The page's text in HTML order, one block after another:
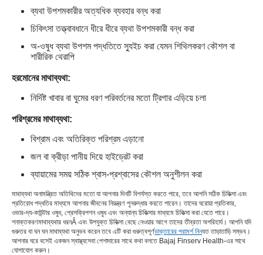
ব্যথা উপশমকারীর অত্যধিক ব্যবহার বন্ধ করা
চিকিৎসা তত্ত্বাবধানে ধীরে ধীরে ব্যথা উপশমকারী বন্ধ করা
অ-ওষুধ ব্যথা উপশম পদ্ধতিতে স্যুইচ করা যেমন শিথিলকরণ কৌশল বা
শারীরিক থেরাপি
হরমোনের মাথাব্যথা:
নির্দিষ্ট খাবার বা ঘুমের ধরণ পরিবর্তনের মতো ট্রিগার এড়িয়ে চলা
পরিশ্রমের মাথাব্যথা:
বিশ্রাম এবং অতিরিক্ত পরিশ্রম এড়ানো
জল বা ক্রীড়া পানীয় দিয়ে হাইড্রেট করা
ব্যায়ামের সময় সঠিক শ্বাস-প্রশ্বাসের কৌশল অনুশীলন করা
মাথাব্যথা অনামন্ত্রিত অতিথিদের মতো যা আপনার দিনটি বিপর্যস্ত করতে পারে, তবে আপনি সঠিক চিকিত্সা এবং
প্রতিরোধ পদ্ধতির মাধ্যমে আপনার জীবনের নিয়ন্ত্রণ পুনরুদ্ধার করতে পারেন। তাদের ঘরোয়া প্রতিকার,
ওভার-দ্য-কাউন্টার ওষুধ, প্রেসক্রিপশন ওষুধ এবং অন্যান্য চিকিত্সার মাধ্যমে চিকিত্সা করা যেতে পারে।
শনাক্তকরণমাথাব্যথার ধরনÂ এবং উপযুক্ত চিকিত্সা বেছে নেওয়ার আগে তাদের তীব্রতা অপরিহার্য। আপনি যদি
গুরুতর বা ঘন ঘন মাথাব্যথা অনুভব করেন তবে এটি করা গুরুত্বপূর্ণডাক্তারের পরামর্শ নিনযত তাড়াতাড়ি সম্ভব।
আপনার ঘরে বসেই একজন স্বাস্থ্যসেবা পেশাদারের সাথে কথা বলতে Bajaj Finserv Health-এর সাথে
যোগাযোগ করুন।